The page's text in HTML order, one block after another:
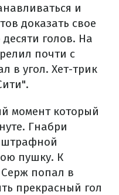
и
доказать свое
голов. На
почти с
в угол. Хет-трик
момент который
Гнабри
пушку. К
попал в
прекрасный гол